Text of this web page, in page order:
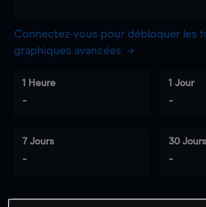
Connectez-vous pour débloquer les
graphiques avancées
1 Heure
-
1 Jour
-
7 Jours
-
30 Jours
-